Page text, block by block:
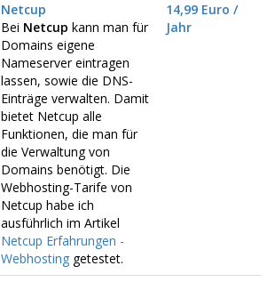
Netcup
Bei Netcup kann man für
Domains eigene
Nameserver eintragen
lassen, sowie die DNS-
Einträge verwalten. Damit
bietet Netcup alle
Funktionen, die man für
die Verwaltung von
Domains benötigt. Die
Webhosting-Tarife von
Netcup habe ich
ausführlich im Artikel
Netcup Erfahrungen -
Webhosting getestet.
14,99 Euro /
Jahr